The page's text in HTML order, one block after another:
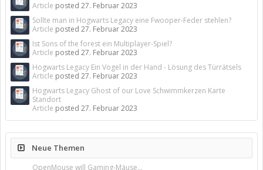
Article posted 27. Februar 2023
Sollte man in Hogwarts Legacy eine Fwooper-Feder stehlen?
Article posted 27. Februar 2023
Ist Sons of the forest ein Multiplayer-Spiel?
Article posted 27. Februar 2023
Hogwarts Legacy Ein Vogel in der Hand - Lösung des Türrätsels
Article posted 27. Februar 2023
Hogwarts Legacy Ghost of our Love Schwimmkerzen Karte
Standort
Article posted 27. Februar 2023
Neue Themen
OpenMouse will Gaming-Mäuse...